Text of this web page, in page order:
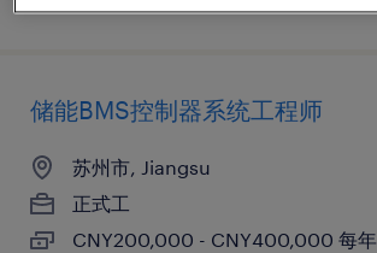
储能BMS控制器系统工程师
苏州市, Jiangsu
正式工
CNY200,000 - CNY400,000 每年